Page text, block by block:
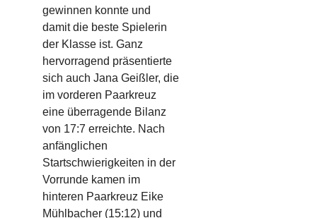
gewinnen konnte und
damit die beste Spielerin
der Klasse ist. Ganz
hervorragend präsentierte
sich auch Jana Geißler, die
im vorderen Paarkreuz
eine überragende Bilanz
von 17:7 erreichte. Nach
anfänglichen
Startschwierigkeiten in der
Vorrunde kamen im
hinteren Paarkreuz Eike
Mühlbacher (15:12) und